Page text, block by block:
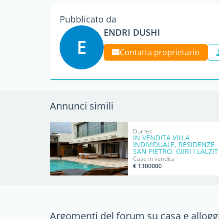
Pubblicato da
E
ENDRI DUSHI
Contatta proprietario
Annunci simili
Durrës
IN VENDITA VILLA
INDIVIDUALE, RESIDENZE
SAN PIETRO, GJIRI I LALZIT
Case in vendita
€ 1300000
Argomenti del forum su casa e